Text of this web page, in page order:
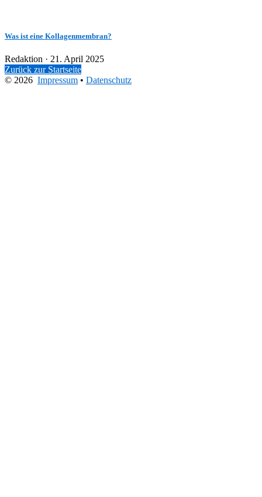
Was ist eine Kollagenmembran?
Redaktion · Veröffentlicht
am
21. April 2025
Zurück zur Startseite
© 2026 Impressum • Datenschutz